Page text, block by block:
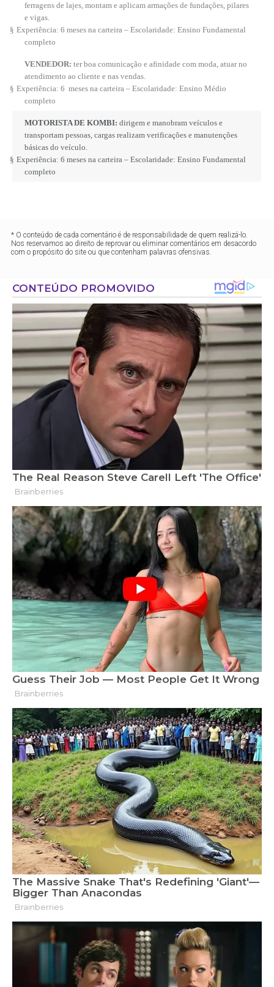
ferragens de lajes, montam e aplicam armações de fundações, pilares
e vigas.
§ Experiência: 6 meses na carteira – Escolaridade: Ensino Fundamental
completo
VENDEDOR:ter boa comunicação e afinidade com moda, atuar no
atendimento ao cliente e nas vendas.
§ Experiência: 6 meses na carteira – Escolaridade: Ensino Médio
completo
MOTORISTA DE KOMBI:dirigem e manobram veículos e
transportam pessoas, cargas realizam verificações e manutenções
básicas do veículo.
§ Experiência: 6 meses na carteira – Escolaridade: Ensino Fundamental
completo
* O conteúdo de cada comentário é de responsabilidade de quem realizá-lo.
Nos reservamos ao direito de reprovar ou eliminar comentários em desacordo
com o propósito do site ou que contenham palavras ofensivas.